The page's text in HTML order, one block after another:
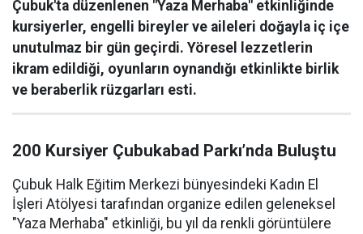
Çubuk'ta düzenlenen "Yaza Merhaba" etkinliğinde
kursiyerler, engelli bireyler ve aileleri doğayla iç içe
unutulmaz bir gün geçirdi. Yöresel lezzetlerin
ikram edildiği, oyunların oynandığı etkinlikte birlik
ve beraberlik rüzgarları esti.
200 Kursiyer Çubukabad Parkı’nda Buluştu
Çubuk Halk Eğitim Merkezi bünyesindeki Kadın El
İşleri Atölyesi tarafından organize edilen geleneksel
"Yaza Merhaba" etkinliği, bu yıl da renkli görüntülere